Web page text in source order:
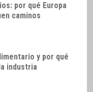
por qué Europa
caminos
y por qué
industria